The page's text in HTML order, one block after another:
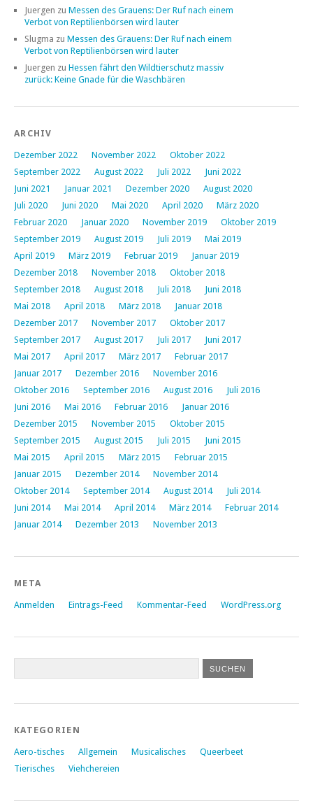
Juergen zu Messen des Grauens: Der Ruf nach einem
Verbot von Reptilienbörsen wird lauter
Slugma zu Messen des Grauens: Der Ruf nach einem
Verbot von Reptilienbörsen wird lauter
Juergen zu Hessen fährt den Wildtierschutz massiv
zurück: Keine Gnade für die Waschbären
ARCHIV
Dezember 2022 November 2022
Oktober 2022
September 2022
August 2022 Juli 2022
Juni 2022
Juni 2021
Januar 2021 Dezember 2020
August 2020
Juli 2020
Juni 2020 Mai 2020 April 2020
März 2020
Februar 2020
Januar 2020 November 2019
Oktober 2019
September 2019
August 2019 Juli 2019
Mai 2019
April 2019
März 2019 Februar 2019
Januar 2019
Dezember 2018
November 2018
Oktober 2018
September 2018
August 2018 Juli 2018
Juni 2018
Mai 2018
April 2018 März 2018
Januar 2018
Dezember 2017
November 2017
Oktober 2017
September 2017
August 2017 Juli 2017
Juni 2017
Mai 2017
April 2017 März 2017
Februar 2017
Januar 2017
Dezember 2016
November 2016
Oktober 2016
September 2016 August 2016
Juli 2016
Juni 2016
Mai 2016 Februar 2016
Januar 2016
Dezember 2015
November 2015
Oktober 2015
September 2015
August 2015 Juli 2015
Juni 2015
Mai 2015
April 2015 März 2015
Februar 2015
Januar 2015
Dezember 2014
November 2014
Oktober 2014
September 2014 August 2014
Juli 2014
Juni 2014
Mai 2014 April 2014 März 2014
Februar 2014
Januar 2014
Dezember 2013 November 2013
META
Anmelden Eintrags-Feed Kommentar-Feed WordPress.org
KATEGORIEN
Aero-tisches Allgemein Musicalisches
Queerbeet
Tierisches
Viehchereien